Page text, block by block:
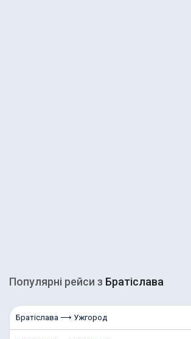
Популярні рейcи з Братіслава
Братіслава ⟶ Ужгород